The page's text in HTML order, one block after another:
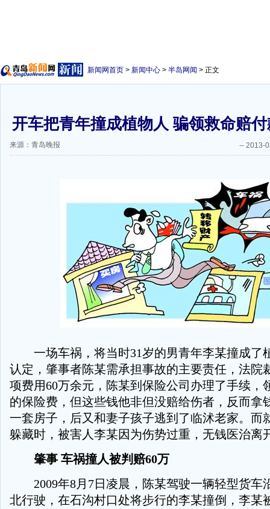
新闻网首页 > 新闻中心 > 半岛网闻 > 正文
开车把青年撞成植物人 骗领救命赔
来源：青岛晚报 -- 2013-
一场车祸，将当时31岁的男青年李某撞成了
认定，肇事者陈某需承担事故的主要责任，法院
项费用60万余元，陈某到保险公司办理了手续，
的保险费，但这些钱他非但没赔给伤者，反而拿
一套房子，后又和妻子孩子逃到了临沭老家。而
躲藏时，被害人李某因为伤势过重，无钱医治离
肇事 车祸撞人被判赔60万
2009年8月7日凌晨，陈某驾驶一辆轻型货车
北行驶，在石沟村口处将步行的李某撞倒，李某